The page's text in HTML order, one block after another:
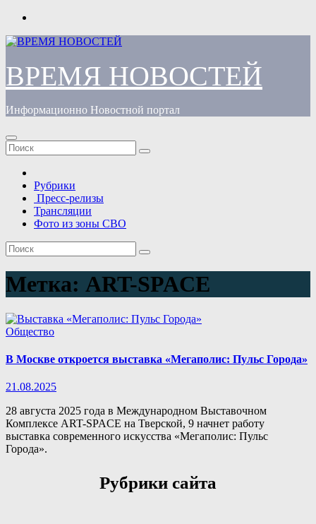
Перейти
содержимому
ВРЕМЯ НОВОСТЕЙ
Информационно Новостной портал
Рубрики
Пресс-релизы
Трансляции
Фото из зоны СВО
Метка: ART-SPACE
Общество
В Москве откроется выставка «Мегаполис: Пульс Города»
21.08.2025
28 августа 2025 года в Международном Выставочном
Комплексе ART-SPACE на Тверской, 9 начнет работу
выставка современного искусства «Мегаполис: Пульс
Города».
Рубрики сайта